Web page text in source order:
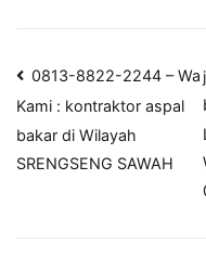
Post
navigation
0813-8822-2244 – Wa
Kami : kontraktor aspal
bakar di Wilayah
SRENGSENG SAWAH